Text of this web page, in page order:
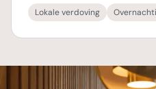
Lokale verdoving